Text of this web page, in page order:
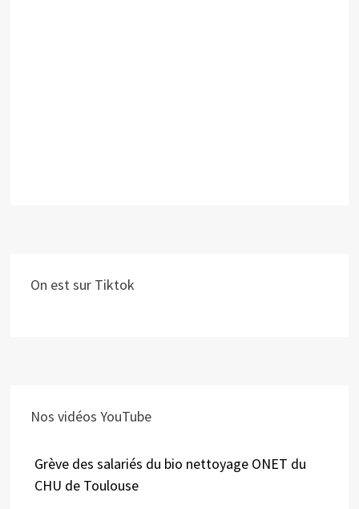
On est sur Tiktok
Nos vidéos YouTube
Grève des salariés du bio nettoyage ONET du
CHU de Toulouse